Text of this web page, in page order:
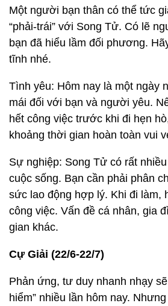
Một người bạn thân có thể tức
“phải-trái” với Song Tử. Có lẽ
bạn đã hiểu lầm đối phương.
tĩnh nhé.
Tình yêu: Hôm nay là một ngày
mái đối với bạn và người yêu.
hết công việc trước khi đi hẹn
khoảng thời gian hoàn toàn vui
Sự nghiệp: Song Tử có rất
cuộc sống. Bạn cần phải phân
sức lao động hợp lý. Khi đi làm,
công việc. Vấn đề cá nhân, gia
gian khác.
Cự Giải (22/6-22/7)
Phản ứng, tư duy nhanh nhạy
hiểm” nhiều lần hôm nay.